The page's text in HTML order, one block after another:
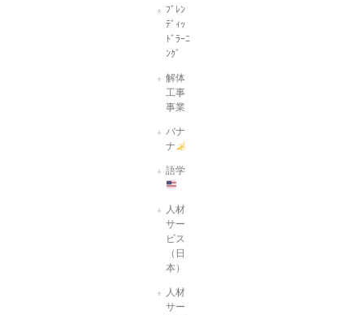
ﾌﾞﾚﾝ
ﾃﾞｨｯ
ﾄﾞﾗｰﾆ
ﾝｸﾞ
解体
工事
事業
バナ
ナ
語学
人材
サー
ビス
（日
本）
人材
サー